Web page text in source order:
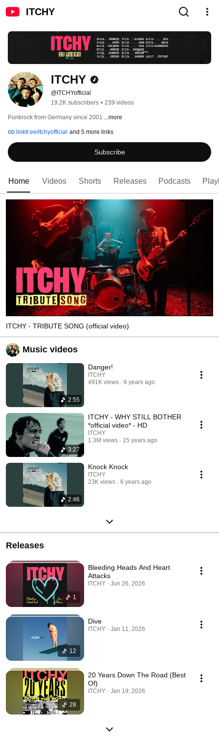
ITCHY
ITCHY
@ITCHYofficial
19.2K subscribers • 239 videos
Punkrock from Germany since 2001 ...more
linktr.ee/itchyofficial and 5 more links
Subscribe
Home Videos Shorts Releases Podcasts
ITCHY - TRIBUTE SONG (official video)
Music videos
2:55
Danger!
ITCHY
491K views
6 years ago
3:27
ITCHY - WHY STILL BOTHER
*official video* - HD
ITCHY
1.3M views
15 years ago
2:46
Knock Knock
ITCHY
23K views
6 years ago
Releases
1
Bleeding Heads And Heart
Attacks
ITCHY · Jun 26, 2026
12
Dive
ITCHY · Jan 11, 2026
28
20 Years Down The Road (Best
Of)
ITCHY · Jan 19, 2026